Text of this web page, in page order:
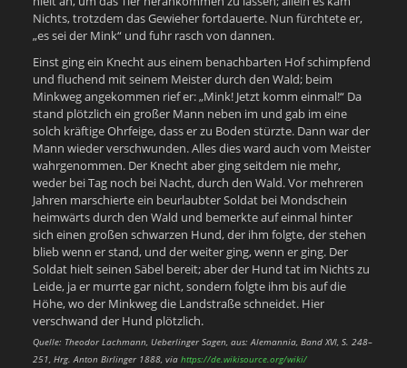
Nichts, trotzdem das Gewieher fortdauerte. Nun fürchtete er,
„es sei der Mink“ und fuhr rasch von dannen.
Einst ging ein Knecht aus einem benachbarten Hof schimpfend
und fluchend mit seinem Meister durch den Wald; beim
Minkweg angekommen rief er: „Mink! Jetzt komm einmal!“ Da
stand plötzlich ein großer Mann neben im und gab im eine
solch kräftige Ohrfeige, dass er zu Boden stürzte. Dann war der
Mann wieder verschwunden. Alles dies ward auch vom Meister
wahrgenommen. Der Knecht aber ging seitdem nie mehr,
weder bei Tag noch bei Nacht, durch den Wald. Vor mehreren
Jahren marschierte ein beurlaubter Soldat bei Mondschein
heimwärts durch den Wald und bemerkte auf einmal hinter
sich einen großen schwarzen Hund, der ihm folgte, der stehen
blieb wenn er stand, und der weiter ging, wenn er ging. Der
Soldat hielt seinen Säbel bereit; aber der Hund tat im Nichts zu
Leide, ja er murrte gar nicht, sondern folgte ihm bis auf die
Höhe, wo der Minkweg die Landstraße schneidet. Hier
verschwand der Hund plötzlich.
Quelle: Theodor Lachmann, Ueberlinger Sagen, aus: Alemannia, Band XVI, S. 248–
251, Hrg. Anton Birlinger 1888, via https://de.wikisource.org/wiki/